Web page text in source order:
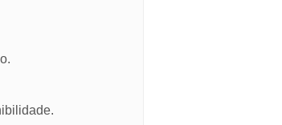
A linha pode interessar